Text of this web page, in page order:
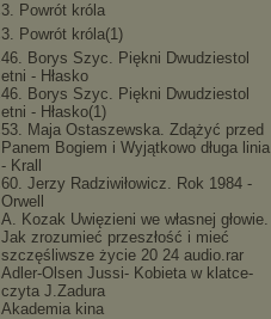
3. Powrót króla
3. Powrót króla(1)
46. Borys Szyc. Piękni Dwudziestol
etni - Hłasko
46. Borys Szyc. Piękni Dwudziestol
etni - Hłasko(1)
53. Maja Ostaszewska. Zdążyć przed
Panem Bogiem i Wyjątkowo długa linia
- Krall
60. Jerzy Radziwiłowicz. Rok 1984 -
Orwell
A. Kozak Uwięzieni we własnej głowie.
Jak zrozumieć przeszłość i mieć
szczęśliwsze życie 20 24 audio.rar
Adler-Olsen Jussi- Kobieta w klatce-
czyta J.Zadura
Akademia kina